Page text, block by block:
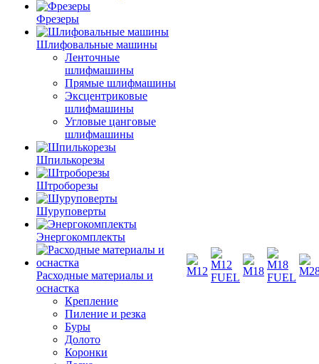
Фрезеры
Шлифовальные машины
Ленточные
шлифмашины
Прямые шлифмашины
Эксцентриковые
шлифмашины
Угловые цанговые
шлифмашины
Шпилькорезы
Штроборезы
Шуруповерты
Энергокомплекты
Расходные материалы и
оснастка
Крепление
Пиление и резка
Буры
Долото
Коронки